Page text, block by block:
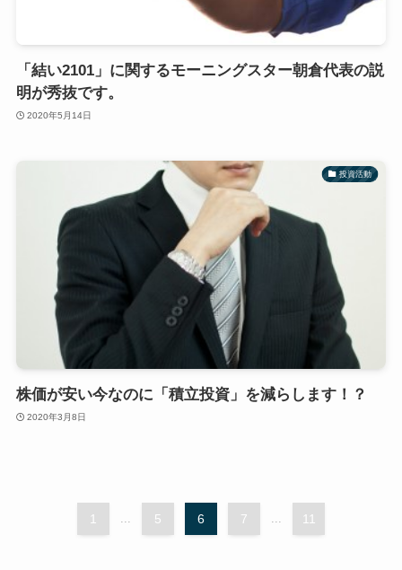
「結い2101」に関するモーニングスター朝倉代表の説
明が秀抜です。
2020年5月14日
投資活動
株価が安い今なのに「積立投資」を減らします！？
2020年3月8日
1 5 6 7 11